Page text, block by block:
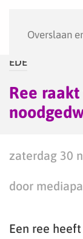
Overslaan
EDE
Ree
zaterdag 30
door
Een ree